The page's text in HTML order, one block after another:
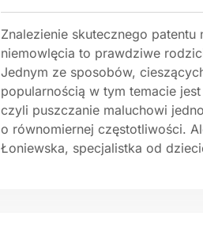
Znalezienie skutecznego patentu
niemowlęcia to prawdziwe
Jednym ze sposobów,
popularnością w tym temacie jest
czyli puszczanie maluchowi
o równomiernej częstotliwości.
Łoniewska, specjalistka od